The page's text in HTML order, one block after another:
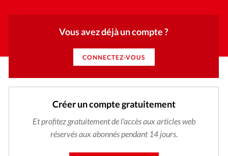
Vous avez déjà un compte ?
CONNECTEZ-VOUS
Créer un compte gratuitement
Et profitez gratuitement de l'accès aux articles web
réservés aux abonnés pendant 14 jours.